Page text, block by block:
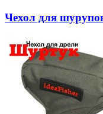
Чехол для